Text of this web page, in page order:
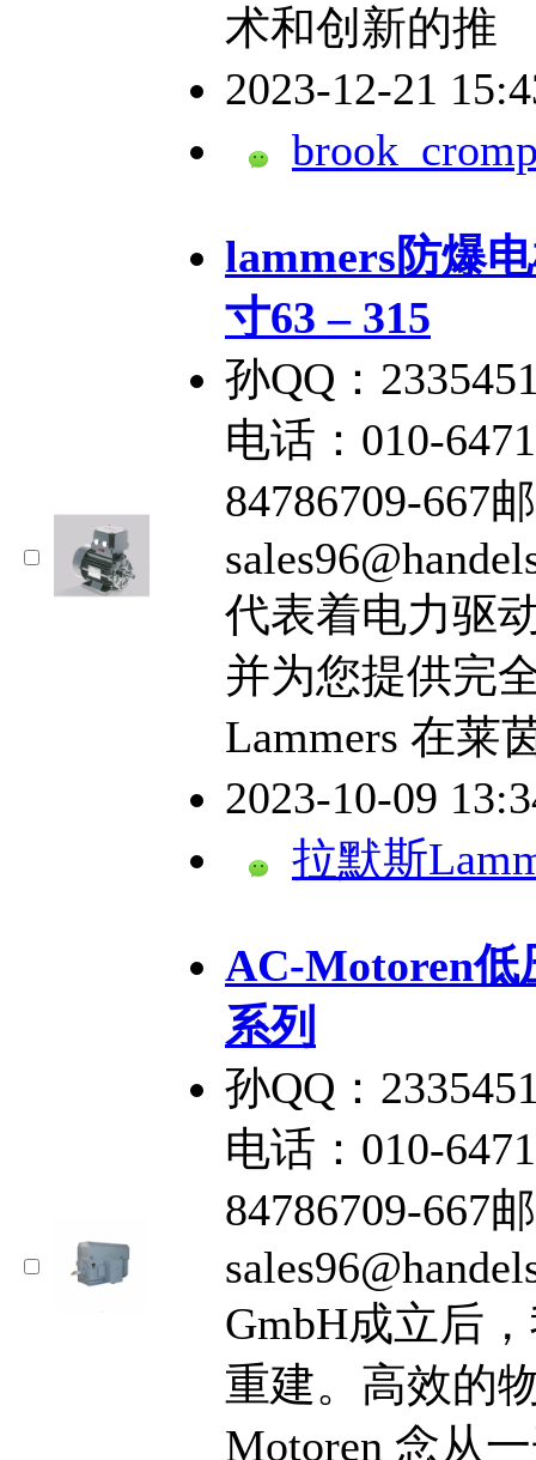
术和创新的推
2023-12-21
lammers防爆
寸63 – 315
孙QQ：
电话：010-
84786709-667
代表着电力驱
并为您提供完
Lammers 在莱
2023-10-09
拉默斯
AC-Motoren低
系列
孙QQ：
电话：010-
84786709-667
GmbH成立后
重建。高效的
Motoren 念从